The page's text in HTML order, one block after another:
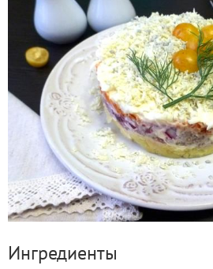
Ингредиенты